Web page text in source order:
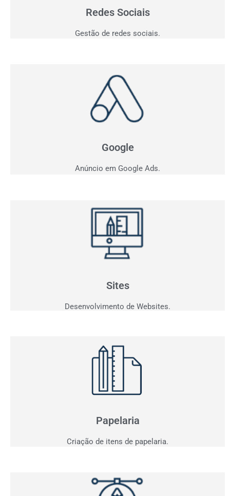
Redes Sociais
Gestão de redes sociais.
Google
Anúncio em Google Ads.
Anúncio em Google
Como ficar entre os três primeiros do Google?
Sites
Desenvolvimento de Websites.
Quer vender pela internet? Desenvolvemos sites
Papelaria
Criação de itens de papelaria.
Não basta ser bom. Precisa mostrar que é!